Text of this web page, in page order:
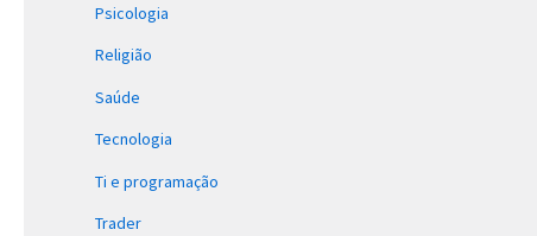
Psicologia
Religião
Saúde
Tecnologia
Ti e programação
Trader